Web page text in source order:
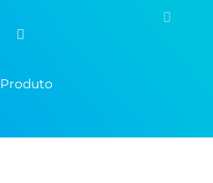
Produto